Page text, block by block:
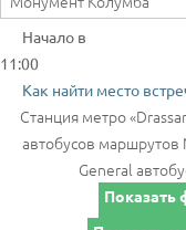
Начало в
11:00
Как найти место
Станция метро
автобусов маршрутов
General
Показать